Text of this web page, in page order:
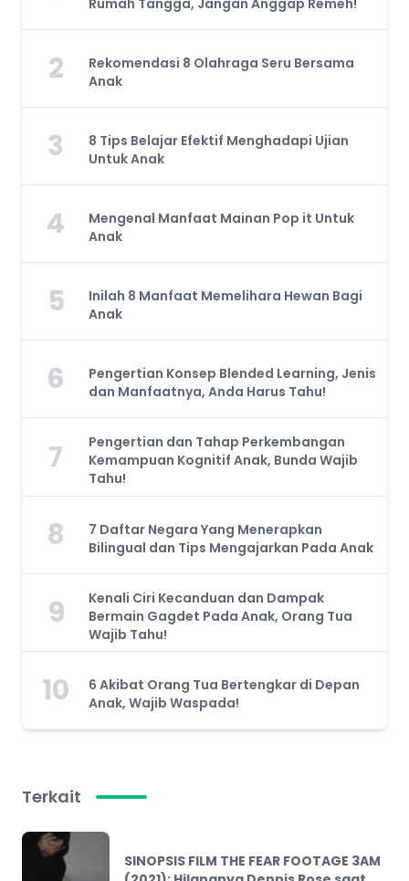
Rumah Tangga, Jangan Anggap Remeh!
2
Rekomendasi 8 Olahraga Seru Bersama
Anak
3
8 Tips Belajar Efektif Menghadapi Ujian
Untuk Anak
4
Mengenal Manfaat Mainan Pop it Untuk
Anak
5
Inilah 8 Manfaat Memelihara Hewan Bagi
Anak
6
Pengertian Konsep Blended Learning, Jenis
dan Manfaatnya, Anda Harus Tahu!
7
Pengertian dan Tahap Perkembangan
Kemampuan Kognitif Anak, Bunda Wajib
Tahu!
8
7 Daftar Negara Yang Menerapkan
Bilingual dan Tips Mengajarkan Pada Anak
9
Kenali Ciri Kecanduan dan Dampak
Bermain Gagdet Pada Anak, Orang Tua
Wajib Tahu!
10
6 Akibat Orang Tua Bertengkar di Depan
Anak, Wajib Waspada!
Terkait
SINOPSIS FILM THE FEAR FOOTAGE 3AM